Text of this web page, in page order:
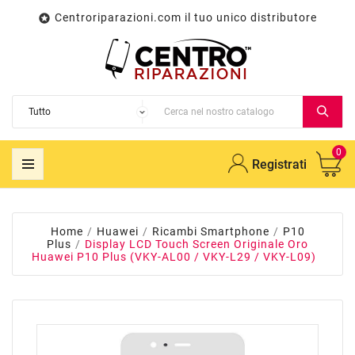
 Centroriparazioni.com il tuo unico distributore
Registrati
0
Home Huawei Ricambi Smartphone
P10
Plus
Display LCD Touch Screen Originale Oro
Huawei P10 Plus (VKY-AL00 / VKY-L29 / VKY-L09)